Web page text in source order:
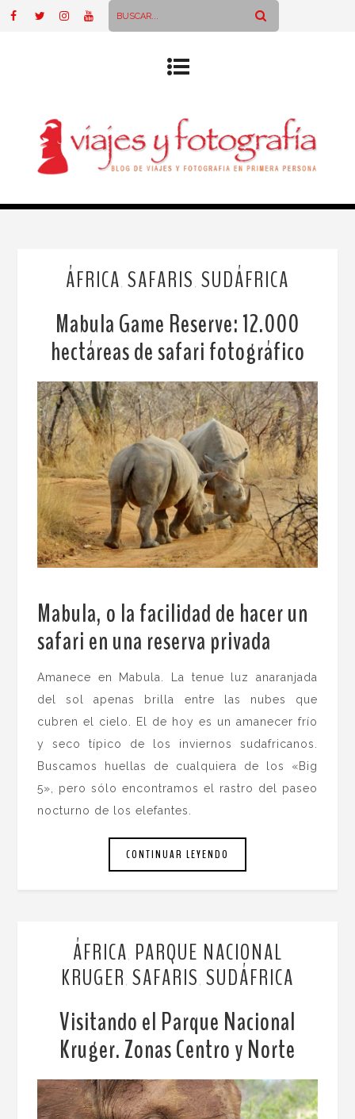
ÁFRICA SAFARIS SUDÁFRICA
Mabula Game Reserve: 12.000
hectáreas de safari fotográfico
Mabula, o la facilidad de hacer un
safari en una reserva privada
Amanece en Mabula. La tenue luz anaranjada
del sol apenas brilla entre las nubes que
cubren el cielo. El de hoy es un amanecer frío
y seco típico de los inviernos sudafricanos.
Buscamos huellas de cualquiera de los «Big
5», pero sólo encontramos el rastro del paseo
nocturno de los elefantes.
CONTINUAR LEYENDO
ÁFRICA PARQUE NACIONAL
KRUGER SAFARIS SUDÁFRICA
Visitando el Parque Nacional
Kruger. Zonas Centro y Norte